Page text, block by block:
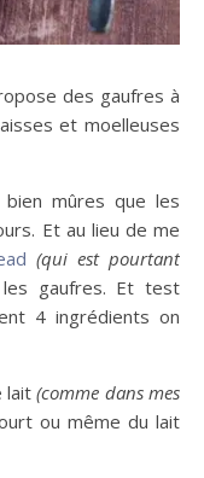
et moelleuses
mûres que les
Et au lieu de me
(qui est pourtant
gaufres. Et test
4 ingrédients on
lait(comme dans mes
ou même du lait